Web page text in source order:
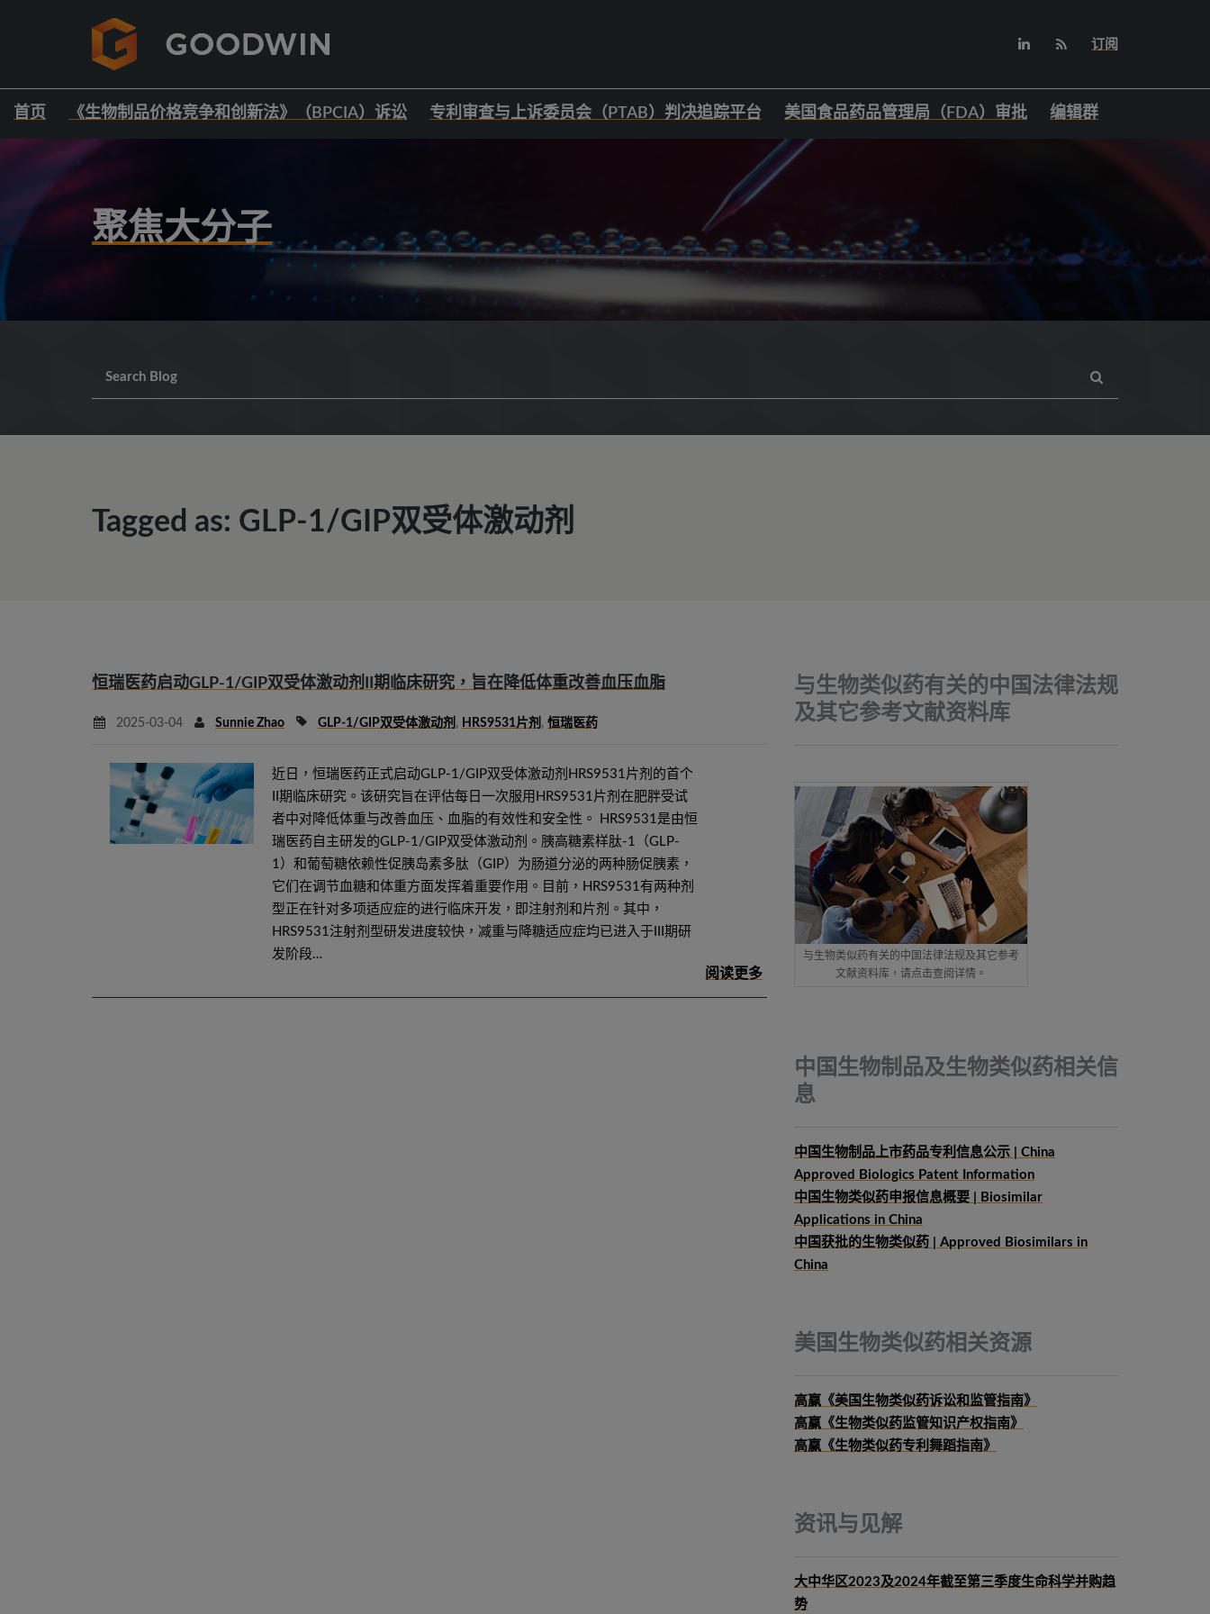
订阅
首页 《生物制品价格竞争和创新法》（BPCIA）诉讼 专利审查与上诉委员会（PTAB）判决追踪平台 美国食品药品管理局（FDA）审批 编辑群
聚焦大分子
Tagged as: GLP-1/GIP双受体激动剂
恒瑞医药启动GLP-1/GIP双受体激动剂II期临床研究，旨在降低体重改善血压血脂
2025-03-04 Sunnie Zhao GLP-1/GIP双受体激动剂 , HRS9531片剂 , 恒瑞医药
近日，恒瑞医药正式启动GLP-1/GIP双受体激动剂HRS9531片剂的首个
II期临床研究。该研究旨在评估每日一次服用HRS9531片剂在肥胖受试
者中对降低体重与改善血压、血脂的有效性和安全性。 HRS9531是由恒
瑞医药自主研发的GLP-1/GIP双受体激动剂。胰高糖素样肽-1（GLP-
1）和葡萄糖依赖性促胰岛素多肽（GIP）为肠道分泌的两种肠促胰素，
它们在调节血糖和体重方面发挥着重要作用。目前，HRS9531有两种剂
型正在针对多项适应症的进行临床开发，即注射剂和片剂。其中，
HRS9531注射剂型研发进度较快，减重与降糖适应症均已进入于III期研
发阶段…
与生物类似药有关的中国法律法规
及其它参考文献资料库
与生物类似药有关的中国法律法规及其它参考
文献资料库，请点击查阅详情。
中国生物制品及生物类似药相关信
息
中国生物制品上市药品专利信息公示 | China
Approved Biologics Patent Information
中国生物类似药申报信息概要 | Biosimilar
Applications in China
中国获批的生物类似药 | Approved Biosimilars in
China
美国生物类似药相关资源
高赢《美国生物类似药诉讼和监管指南》
高赢《生物类似药监管知识产权指南》
高赢《生物类似药专利舞蹈指南》
资讯与见解
大中华区2023及2024年截至第三季度生命科学并购趋
势